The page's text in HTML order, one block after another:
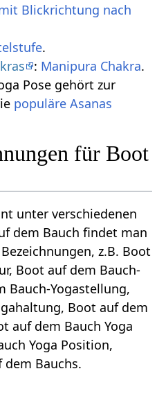
Blickrichtung nach
.
: Manipura Chakra.
Pose gehört zur
populäre Asanas
für Boot
unter verschiedenen
dem Bauch findet man
z.B. Boot
Boot auf dem Bauch-
Bauch-Yogastellung,
Boot auf dem
auf dem Bauch Yoga
Yoga Position,
dem Bauchs.